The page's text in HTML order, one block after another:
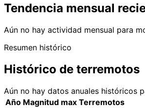
Tendencia mensual
Aún no hay actividad mensual para
Resumen histórico
Histórico de terremotos
Aún no hay datos anuales históricos
Año Magnitud max Terremotos